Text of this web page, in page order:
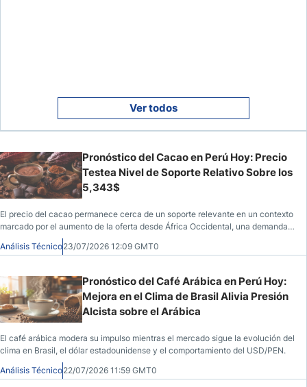
Ver todos
Pronóstico del Cacao en Perú Hoy: Precio
Testea Nivel de Soporte Relativo Sobre los
5,343$
El precio del cacao permanece cerca de un soporte relevante en un contexto
marcado por el aumento de la oferta desde África Occidental, una demanda
más moderada y un mercado que sigue ajustando expectativas.
Análisis Técnico23/07/2026 12:09 GMT0
Pronóstico del Café Arábica en Perú Hoy:
Mejora en el Clima de Brasil Alivia Presión
Alcista sobre el Arábica
El café arábica modera su impulso mientras el mercado sigue la evolución del
clima en Brasil, el dólar estadounidense y el comportamiento del USD/PEN.
Análisis Técnico22/07/2026 11:59 GMT0